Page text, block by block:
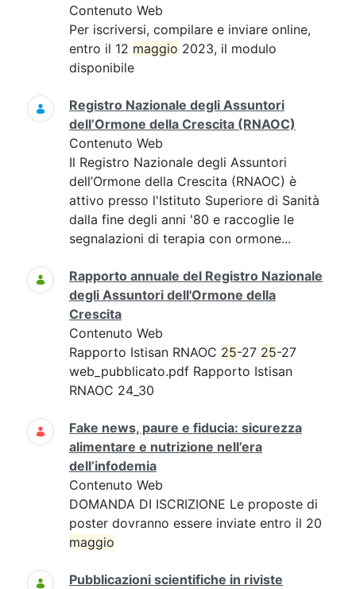
Contenuto Web
Per iscriversi, compilare e inviare online,
entro il 12 maggio 2023, il modulo
disponibile
Registro Nazionale degli Assuntori
dell’Ormone della Crescita (RNAOC)
Contenuto Web
Il Registro Nazionale degli Assuntori
dell’Ormone della Crescita (RNAOC) è
attivo presso l'Istituto Superiore di Sanità
dalla fine degli anni '80 e raccoglie le
segnalazioni di terapia con ormone...
Rapporto annuale del Registro Nazionale
degli Assuntori dell'Ormone della
Crescita
Contenuto Web
Rapporto Istisan RNAOC 25-27 25-27
web_pubblicato.pdf Rapporto Istisan
RNAOC 24_30
Fake news, paure e fiducia: sicurezza
alimentare e nutrizione nell’era
dell’infodemia
Contenuto Web
DOMANDA DI ISCRIZIONE Le proposte di
poster dovranno essere inviate entro il 20
maggio
Pubblicazioni scientifiche in riviste